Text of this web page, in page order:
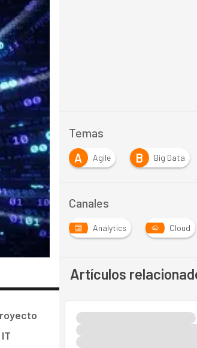
Temas
Pública A Agile B Big Data
Canales
Analytics Cloud
Artículos